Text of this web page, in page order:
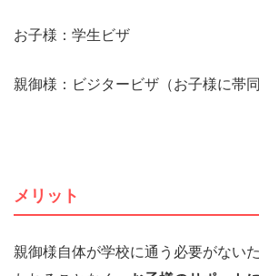
お子様：学生ビザ
親御様：ビジタービザ（お子様に帯同
メリット
親御様自体が学校に通う必要がない